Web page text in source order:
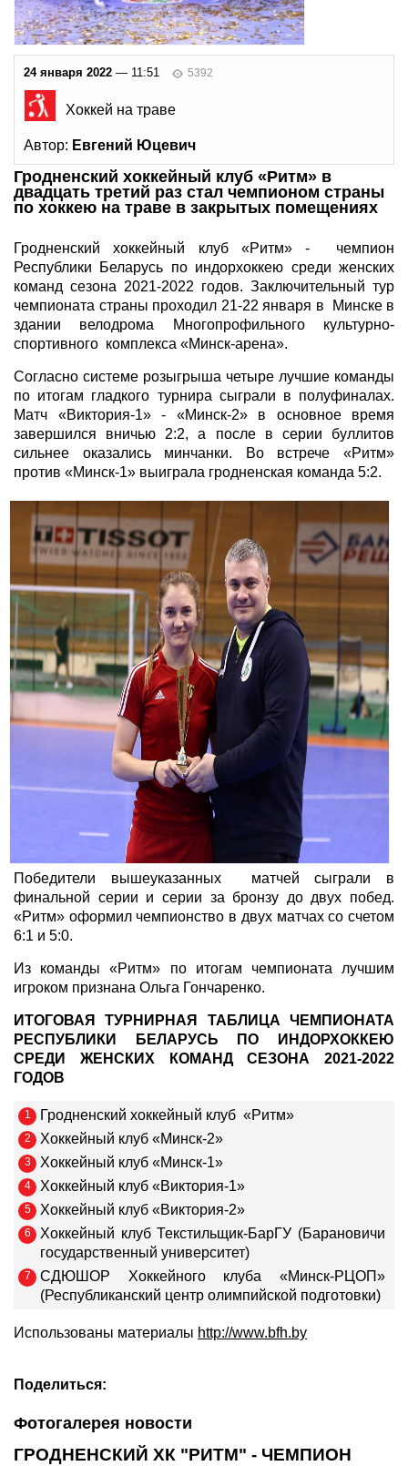
24 января 2022 — 11:51 5392
Хоккей на траве
Автор: Евгений Юцевич
Гродненский хоккейный клуб «Ритм» в
двадцать третий раз стал чемпионом страны
по хоккею на траве в закрытых помещениях
Гродненский хоккейный клуб «Ритм» - чемпион
Республики Беларусь по индорхоккею среди женских
команд сезона 2021-2022 годов. Заключительный тур
чемпионата страны проходил 21-22 января в Минске в
здании велодрома Многопрофильного культурно-
спортивного комплекса «Минск-арена».
Согласно системе розыгрыша четыре лучшие команды
по итогам гладкого турнира сыграли в полуфиналах.
Матч «Виктория-1» - «Минск-2» в основное время
завершился вничью 2:2, а после в серии буллитов
сильнее оказались минчанки. Во встрече «Ритм»
против «Минск-1» выиграла гродненская команда 5:2.
Победители вышеуказанных матчей сыграли в
финальной серии и серии за бронзу до двух побед.
«Ритм» оформил чемпионство в двух матчах со счетом
6:1 и 5:0.
Из команды «Ритм» по итогам чемпионата лучшим
игроком признана Ольга Гончаренко.
ИТОГОВАЯ ТУРНИРНАЯ ТАБЛИЦА ЧЕМПИОНАТА
РЕСПУБЛИКИ БЕЛАРУСЬ ПО ИНДОРХОККЕЮ
СРЕДИ ЖЕНСКИХ КОМАНД СЕЗОНА 2021-2022
ГОДОВ
Гродненский хоккейный клуб «Ритм»
Хоккейный клуб «Минск-2»
Хоккейный клуб «Минск-1»
Хоккейный клуб «Виктория-1»
Хоккейный клуб «Виктория-2»
Хоккейный клуб Текстильщик-БарГУ (Барановичи
государственный университет)
СДЮШОР Хоккейного клуба «Минск-РЦОП»
(Республиканский центр олимпийской подготовки)
Использованы материалы http://www.bfh.by
Поделиться:
Фотогалерея новости
ГРОДНЕНСКИЙ ХК "РИТМ" - ЧЕМПИОН